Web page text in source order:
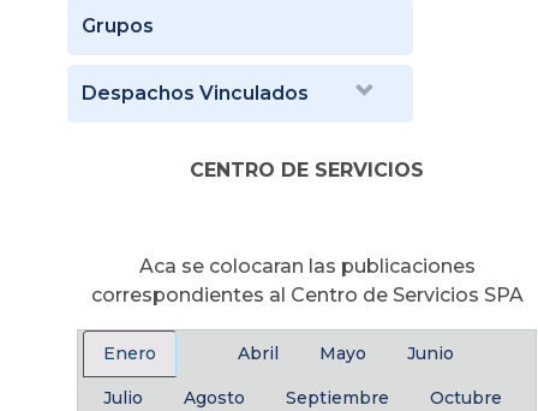
Grupos
Despachos Vinculados
CENTRO DE SERVICIOS
Aca se colocaran las publicaciones
correspondientes al Centro de Servicios SPA
Enero Abril Mayo Junio
Julio Agosto Septiembre Octubre